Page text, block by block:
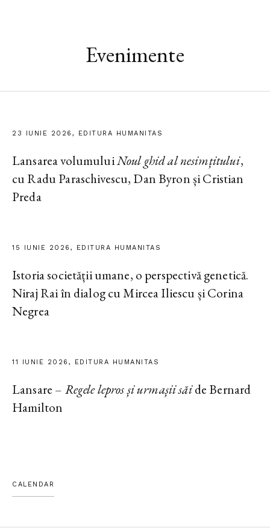
Evenimente
23 IUNIE 2026, EDITURA HUMANITAS
Lansarea volumuluiNoul ghid al nesimțitului,
cu Radu Paraschivescu, Dan Byron și Cristian
Preda
15 IUNIE 2026, EDITURA HUMANITAS
Istoria societății umane, o perspectivă genetică.
Niraj Rai în dialog cu Mircea Iliescu și Corina
Negrea
11 IUNIE 2026, EDITURA HUMANITAS
Lansare – Regele lepros și urmașii săide Bernard
Hamilton
CALENDAR